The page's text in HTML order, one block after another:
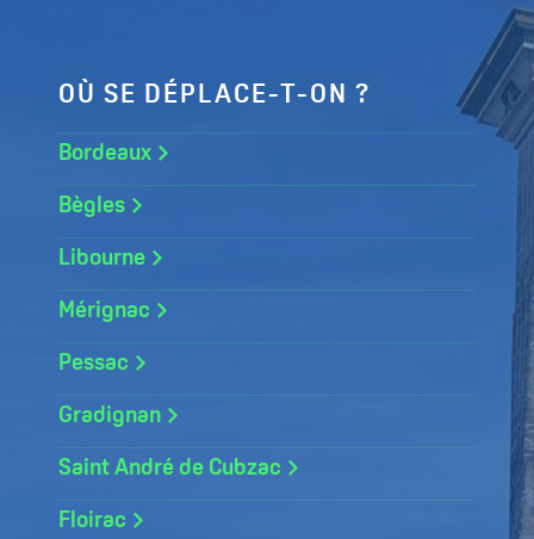
OÙ SE DÉPLACE-T-ON ?
Bordeaux
Bègles
Libourne
Mérignac
Pessac
Gradignan
Saint André de Cubzac
Floirac